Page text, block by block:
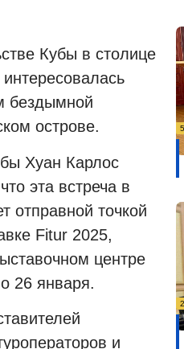
Кубы в столице
бездымной
острове.
Хуан Карлос
эта встреча в
отправной точкой
Fitur 2025,
центре
26 января.
и